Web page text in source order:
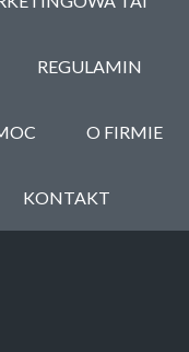
REGULAMIN
O FIRMIE
KONTAKT